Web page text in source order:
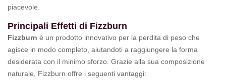
piacevole.
Principali Effetti di Fizzburn
Fizzburn è un prodotto innovativo per la perdita di peso che
agisce in modo completo, aiutandoti a raggiungere la forma
desiderata con il minimo sforzo. Grazie alla sua composizione
naturale, Fizzburn offre i seguenti vantaggi: